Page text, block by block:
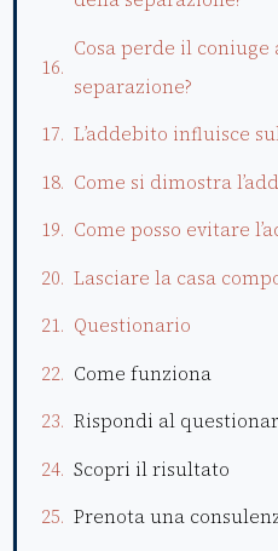
Cosa perde il
separazione?
L’addebito influisce
Come si dimostra
Come posso evitare
Lasciare la casa
Questionario
Come funziona
Rispondi al
Scopri il risultato
Prenota una